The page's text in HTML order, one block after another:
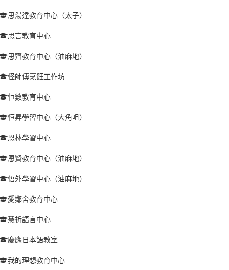
思湯達教育中心（太子）
思言教育中心
思齊教育中心（油麻地）
怪師傅烹飪工作坊
恒數教育中心
恒昇學習中心（大角咀）
恩林學習中心
恩賢教育中心（油麻地）
悟外學習中心（油麻地）
愛鄰舍教育中心
慧祈語言中心
慶應日本語教室
我的理想教育中心